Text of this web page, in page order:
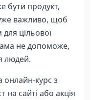
бути продукт,
важливо, щоб
цільової
не допоможе,
людей.
курс з
на сайті або акція